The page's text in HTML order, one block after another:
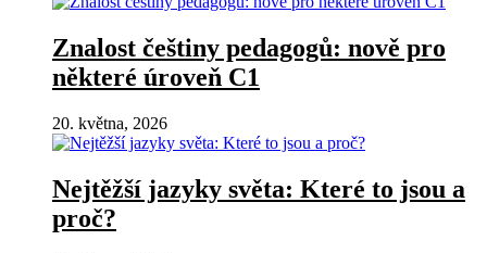
Znalost češtiny pedagogů: nově pro
některé úroveň C1
20. května, 2026
Nejtěžší jazyky světa: Které to jsou a
proč?